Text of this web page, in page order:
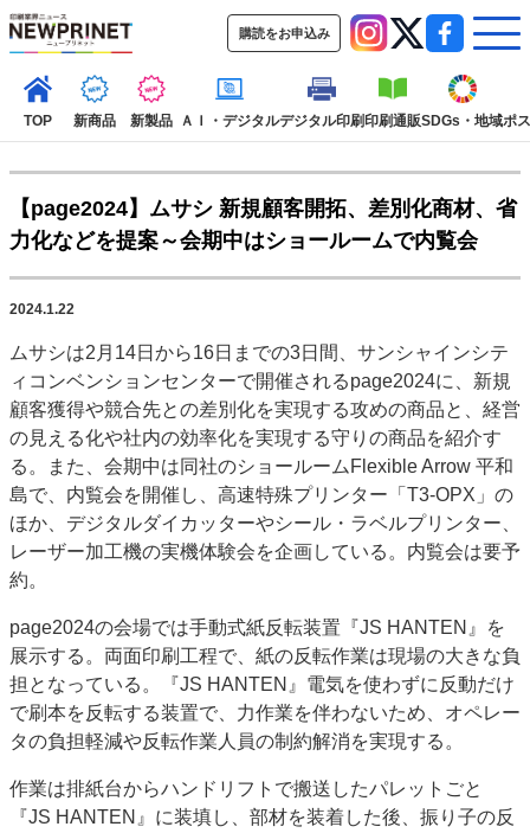
購読をお申込み
TOP 新商品 新製品 ＡＩ・デジタルデジタル印刷印刷通販SDGs・地域ポ
インデックス
新商品 新製品 ＡＩ・デジタル デジタル印刷
印刷通販
SDGs・地域
ポストプレス ビジネス イベント 信用情報
業界
市場・統計
人事・移転・異動・訃報
特集記事カテゴリー一覧
2022 見える化・MIS特集
特集・デジタル印刷 アイデアで勝負！ ～多様なビジネス・多彩な商材～
JAPAN PACK 2023 特集
特集・デジタル印刷 ～ 新成長軌道を描く
案内
発刊案内
JFPI印刷用語集 印刷機材年鑑
運営
会社案内
購読・購入申し込み
サイトポリシー
お問い合わせ
【page2024】ムサシ 新規顧客開拓、差別化商材、省
力化などを提案～会期中はショールームで内覧会
2024.1.22
ムサシは2月14日から16日までの3日間、サンシャインシテ
ィコンベンションセンターで開催されるpage2024に、新規
顧客獲得や競合先との差別化を実現する攻めの商品と、経営
の見える化や社内の効率化を実現する守りの商品を紹介す
る。また、会期中は同社のショールームFlexible Arrow 平和
島で、内覧会を開催し、高速特殊プリンター「T3-OPX」の
ほか、デジタルダイカッターやシール・ラベルプリンター、
レーザー加工機の実機体験会を企画している。内覧会は要予
約。
page2024の会場では手動式紙反転装置『JS HANTEN』を
展示する。両面印刷工程で、紙の反転作業は現場の大きな負
担となっている。『JS HANTEN』電気を使わずに反動だけ
で刷本を反転する装置で、力作業を伴わないため、オペレー
タの負担軽減や反転作業人員の制約解消を実現する。
作業は排紙台からハンドリフトで搬送したパレットごと
『JS HANTEN』に装填し、部材を装着した後、振り子の反